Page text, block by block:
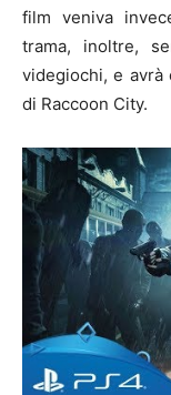
film veniva
trama, inoltre,
videgiochi, e avrà
di Raccoon City.